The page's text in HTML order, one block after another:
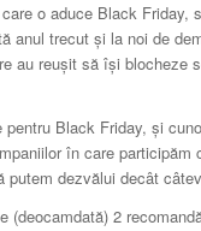
o aduce Black Friday,
anul trecut și la noi de
au reușit să își blocheze
Black Friday, și
în care participăm
putem dezvălui decât
2